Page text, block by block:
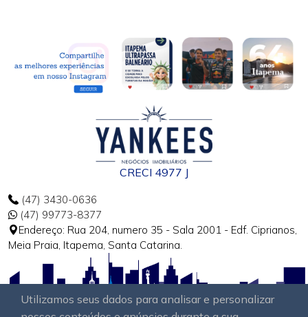
Utilizamos seus dados para analisar e personalizar
CRECI 4977 J
(47) 3430-0636
(47) 99773-8377
Endereço: Rua 204, numero 35 - Sala 2001 - Edf. Ciprianos,
Meia Praia, Itapema, Santa Catarina.